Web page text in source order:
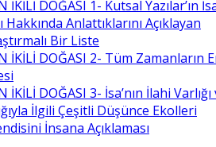
İKİLİ DOĞASI 1- Kutsal Yazılar’ın
Hakkında Anlattıklarını Açıklayan
Bir Liste
İKİLİ DOĞASI 2- Tüm Zamanların
İKİLİ DOĞASI 3- İsa’nın İlahi Varlığı
İlgili Çeşitli Düşünce Ekolleri
İnsana Açıklaması